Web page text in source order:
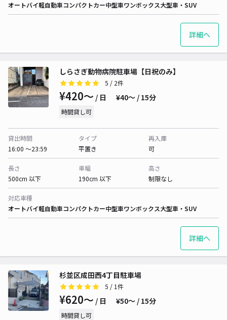
オートバイ軽自動車コンパクトカー中型車ワンボックス大型車・SUV
詳細へ
しらさぎ動物病院駐車場【日祝のみ】
5 / 2件
¥420〜 / 日 ¥40〜 / 15分
時間貸し可
貸出時間
16:00 〜23:59
タイプ
平置き
再入庫
可
長さ
500cm 以下
車幅
190cm 以下
高さ
制限なし
対応車種
オートバイ軽自動車コンパクトカー中型車ワンボックス大型車・SUV
詳細へ
杉並区成田西4丁目駐車場
5 / 1件
¥620〜 / 日 ¥50〜 / 15分
時間貸し可